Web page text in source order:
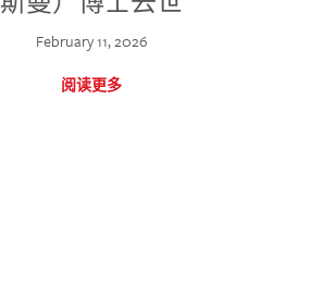
February 11, 2026
阅读更多